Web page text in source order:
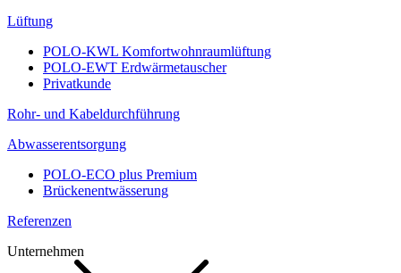
Lüftung
POLO-KWL Komfortwohnraumlüftung
POLO-EWT Erdwärmetauscher
Privatkunde
Rohr- und Kabeldurchführung
Abwasserentsorgung
POLO-ECO plus Premium
Brückenentwässerung
Referenzen
Unternehmen